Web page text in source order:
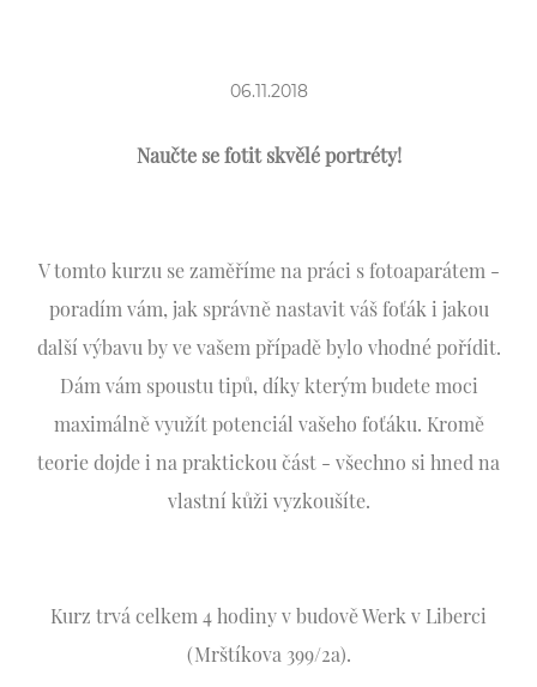
06.11.2018
Naučte se fotit skvělé portréty!
V tomto kurzu se zaměříme na práci s fotoaparátem -
poradím vám, jak správně nastavit váš foťák i jakou
další výbavu by ve vašem případě bylo vhodné pořídit.
Dám vám spoustu tipů, díky kterým budete moci
maximálně využít potenciál vašeho foťáku. Kromě
teorie dojde i na praktickou část - všechno si hned na
vlastní kůži vyzkoušíte.
Kurz trvá celkem 4 hodiny v budově Werk v Liberci
(Mrštíkova 399/2a).